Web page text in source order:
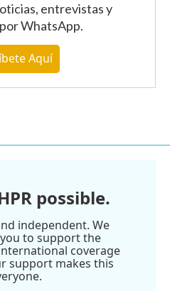
entrevistas y
por WhatsApp.
Aquí
possible.
independent. We
to support the
coverage
support makes this